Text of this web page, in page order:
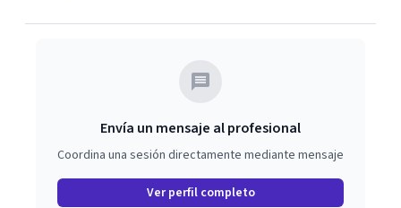
Envía un mensaje al profesional
Coordina una sesión directamente mediante mensaje
Ver perfil completo